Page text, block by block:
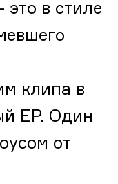
в стиле
клипа в
EP. Один
от